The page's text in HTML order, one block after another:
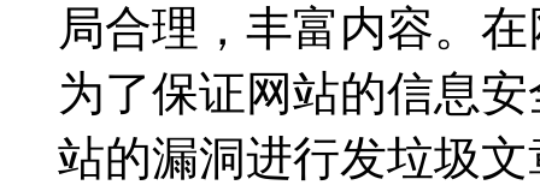
局合理，丰富内容。
为了保证网站的信息
站的漏洞进行发垃圾